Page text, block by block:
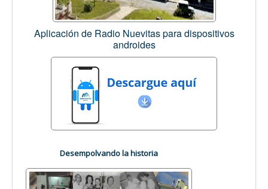
Aplicación de Radio Nuevitas para dispositivos
androides
Desempolvando la historia